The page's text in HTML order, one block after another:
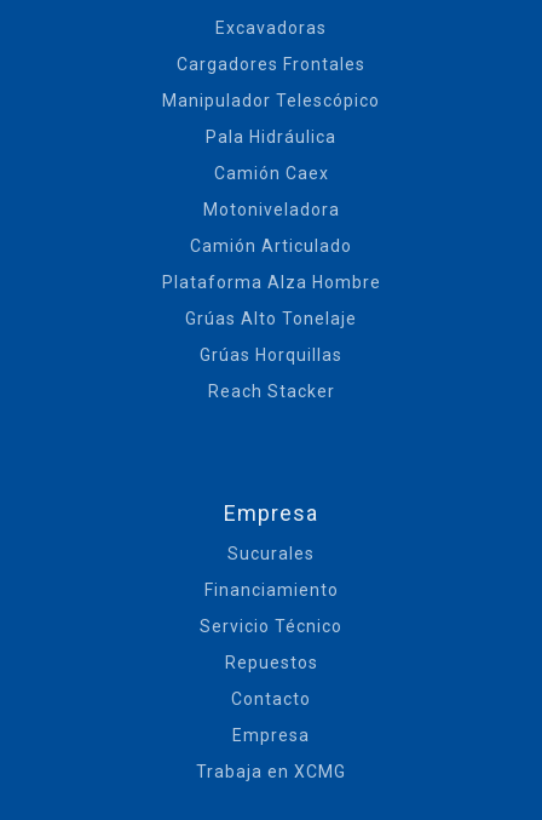
Excavadoras
Cargadores Frontales
Manipulador Telescópico
Pala Hidráulica
Camión Caex
Motoniveladora
Camión Articulado
Plataforma Alza Hombre
Grúas Alto Tonelaje
Grúas Horquillas
Reach Stacker
Empresa
Sucurales
Financiamiento
Servicio Técnico
Repuestos
Contacto
Empresa
Trabaja en XCMG